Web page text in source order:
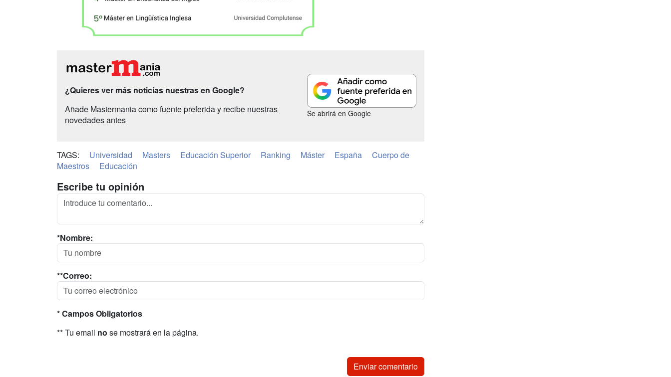
¿Quieres ver más noticias nuestras en Google?
Añade Mastermania como fuente preferida y recibe nuestras
novedades antes
Se abrirá en Google
TAGS: Universidad Masters Educación Superior Ranking Máster España
Cuerpo de
Maestros
Educación
Escribe tu opinión
*Nombre:
**Correo:
* Campos Obligatorios
** Tu email no se mostrará en la página.